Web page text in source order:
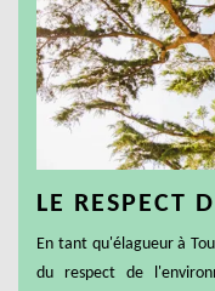
LE RESPECT
En tant qu'élagueur à
du respect de